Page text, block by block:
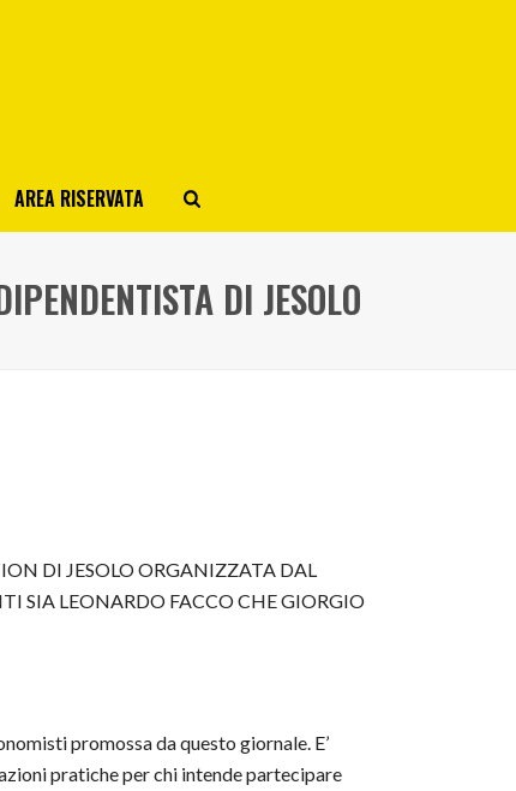
AREA RISERVATA
DI JESOLO
DI JESOLO ORGANIZZATA DAL
SIA LEONARDO FACCO CHE GIORGIO
promossa da questo giornale. E’
pratiche per chi intende partecipare